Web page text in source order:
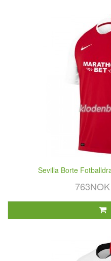
Sevilla Borte
763NOK